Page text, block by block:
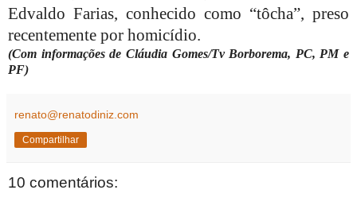
Edvaldo Farias, conhecido como “tôcha”, preso
recentemente por homicídio.
(Com informações de Cláudia Gomes/Tv Borborema, PC, PM e
PF)
renato@renatodiniz.com
Compartilhar
10 comentários: